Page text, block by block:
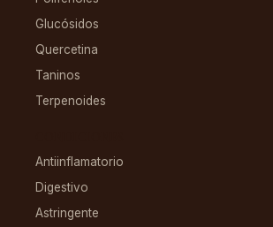
Glucósidos
Quercetina
Taninos
Terpenoides
Antiinflamatorio
Digestivo
Astringente